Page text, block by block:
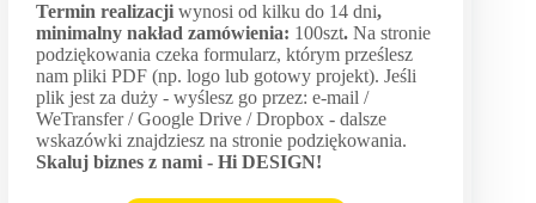
Termin realizacji wynosi od kilku do 14 dni,
minimalny nakład zamówienia: 100szt. Na stronie
podziękowania czeka formularz, którym prześlesz
nam pliki PDF (np. logo lub gotowy projekt). Jeśli
plik jest za duży - wyślesz go przez: e-mail /
WeTransfer / Google Drive / Dropbox - dalsze
wskazówki znajdziesz na stronie podziękowania.
Skaluj biznes z nami - Hi DESIGN!